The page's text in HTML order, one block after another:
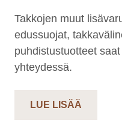
Takkojen muut
edussuojat,
puhdistustuotteet
yhteydessä.
LUE LISÄÄ